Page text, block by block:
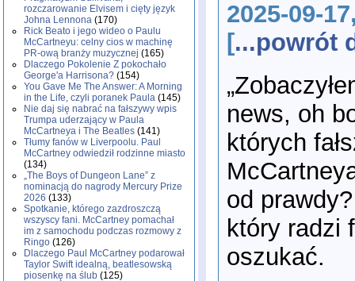
rozczarowanie Elvisem i cięty język
Johna Lennona (170)
Rick Beato i jego wideo o Paulu
McCartneyu: celny cios w machinę
PR-ową branży muzycznej (165)
Dlaczego Pokolenie Z pokochało
George'a Harrisona? (154)
You Gave Me The Answer: A Morning
in the Life, czyli poranek Paula (145)
Nie daj się nabrać na fałszywy wpis
Trumpa uderzający w Paula
McCartneya i The Beatles (141)
Tłumy fanów w Liverpoolu. Paul
McCartney odwiedził rodzinne miasto
(134)
„The Boys of Dungeon Lane” z
nominacją do nagrody Mercury Prize
2026 (133)
Spotkanie, którego zazdroszczą
wszyscy fani. McCartney pomachał
im z samochodu podczas rozmowy z
Ringo (126)
Dlaczego Paul McCartney podarował
Taylor Swift idealną, beatlesowską
piosenkę na ślub (125)
2025-09-
[...powrót
news, oh
których
od
który radzi
oszukać.